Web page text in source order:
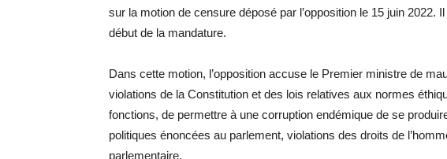
sur la motion de censure déposé par l’opposition le 15 juin 2022.
début de la mandature.
Dans cette motion, l’opposition accuse le Premier ministre de
violations de la Constitution et des lois relatives aux normes
fonctions, de permettre à une corruption endémique de se
politiques énoncées au parlement, violations des droits de
parlementaire.